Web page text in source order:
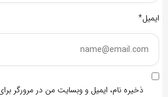
ایمیل*
ذخیره نام، ایمیل و وبسایت من در مرورگر